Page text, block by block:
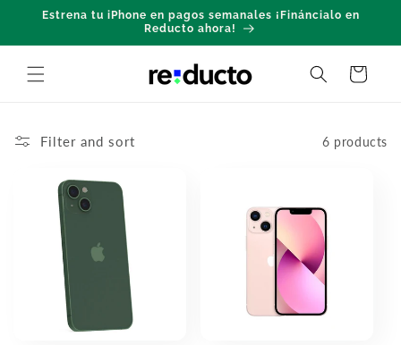
Skip to
Estrena tu iPhone en pagos semanales ¡Fináncialo en
Reducto ahora!
Cart
Filter and sort 6 products